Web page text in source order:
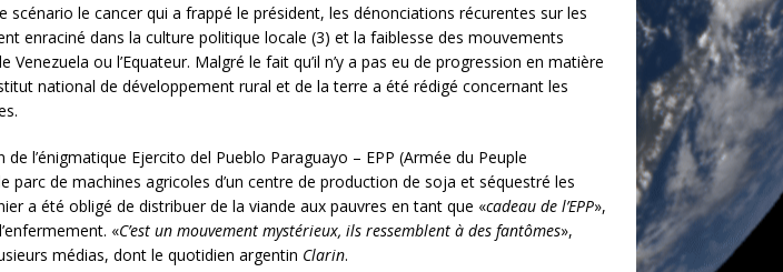
le cancer qui a frappé le président, les dénonciations récurentes sur les
enraciné dans la culture politique locale (3) et la faiblesse des mouvements
ou l’Equateur. Malgré le fait qu’il n’y a pas eu de progression en matière
national de développement rural et de la terre a été rédigé concernant les
l’énigmatique Ejercito del Pueblo Paraguayo – EPP (Armée du Peuple
parc de machines agricoles d’un centre de production de soja et séquestré les
a été obligé de distribuer de la viande aux pauvres en tant que «cadeau de l’EPP»,
«C’est un mouvement mystérieux, ils ressemblent à des fantômes»,
médias, dont le quotidien argentin Clarin.